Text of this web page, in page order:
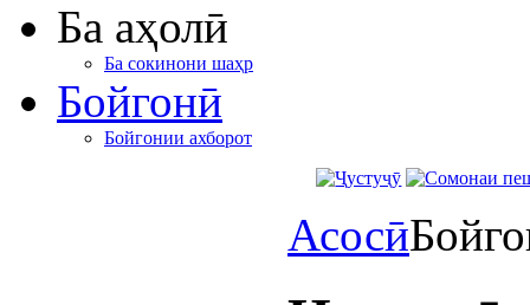
Ба аҳолӣ
Ба сокинони шаҳр
Бойгонӣ
Бойгонии ахборот
Асосӣ